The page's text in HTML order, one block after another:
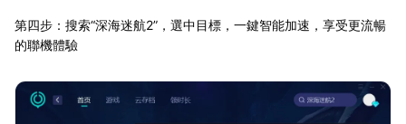
第四步：搜索“深海迷航2”，選中目標，一鍵智能加速，享受更流暢
的聯機體驗